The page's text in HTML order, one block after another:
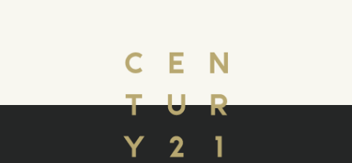
-1. 不動産に関する物件情報の他の宅地建物取引業者への提供
-2. 不動産に関する物件情報のインターネット広告への掲載及
びその掲載業者、団体
タを利用しての、営業、価格査定の実施)
-4. 不動産調査機関等
⑥登記等に関する司法書士、土地家屋調査士
-5. 不動産税務・法律相談等
⑨税務相談に関わる税理士